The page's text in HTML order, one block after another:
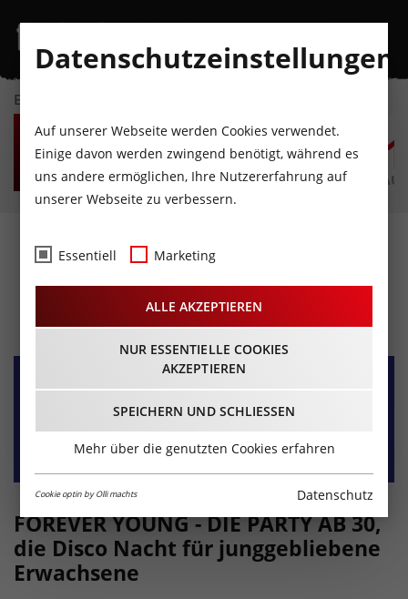
EVENTKALENDER
FR
7
AUGUST
SA
8
AUGUST
SO
9
AUGUST
MO
10
AUGUST
DI
11
AUGUST
FOREVER YOUNG - DIE
PARTY AB 30
13.04.2024 - Beginn 21:00 Uhr
FOREVER YOUNG - DIE PARTY AB 30,
die Disco Nacht für junggebliebene
Erwachsene
Datenschutzeinstellungen
Auf unserer Webseite werden Cookies verwendet.
Einige davon werden zwingend benötigt, während es
uns andere ermöglichen, Ihre Nutzererfahrung auf
unserer Webseite zu verbessern.
Essentiell Marketing
ALLE AKZEPTIEREN
NUR ESSENTIELLE COOKIES
AKZEPTIEREN
SPEICHERN UND SCHLIESSEN
Mehr über die genutzten Cookies erfahren
Cookie optin by Olli machts Datenschutz